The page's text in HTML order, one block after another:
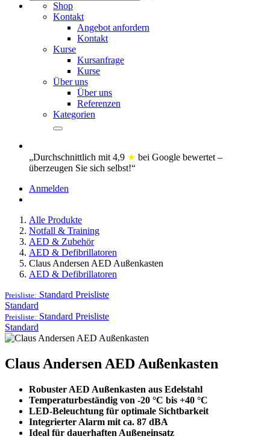
Shop
Kontakt
Angebot anfordern
Kontakt
Kurse
Kursanfrage
Kurse
Über uns
Über uns
Referenzen
Kategorien
„Durchschnittlich mi​t 4,9 ★ bei Google bewertet –
überzeugen Sie sich selbst!“
Anmelden
Alle Produkte
Notfall & Training
AED & Zubehör
AED & Defibrillatoren
Claus Andersen AED Außenkasten
AED & Defibrillatoren
Preisliste: Standard Preisliste
Standard
Preisliste: Standard Preisliste
Standard
Claus Andersen AED Außenkasten
Robuster AED Außenkasten aus Edelstahl
Temperaturbeständig von -20 °C bis +40 °C
LED-Beleuchtung für optimale Sichtbarkeit
Integrierter Alarm mit ca. 87 dBA
Ideal für dauerhaften Außeneinsatz